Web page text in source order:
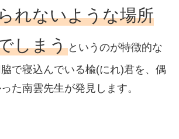
れないような場所
しまうというのが特徴的な
で寝込んでいる楡(にれ)君を、偶
た南雲先生が発見します。